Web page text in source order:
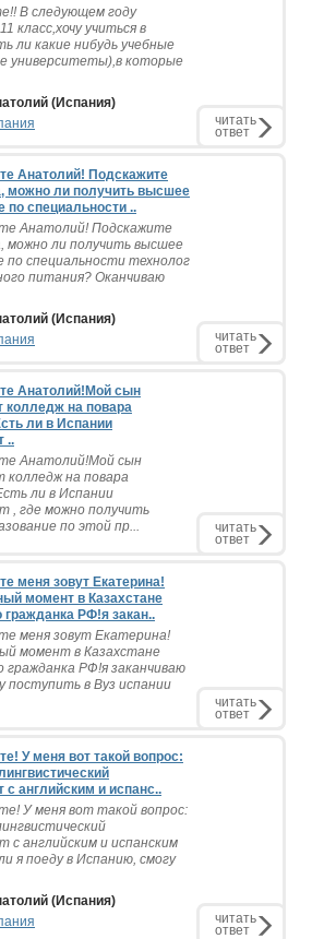
В следующем году
класс,хочу учиться в
ли какие нибудь учебные
университеты),в которые
(Испания)
читать
ответ
Анатолий! Подскажите
можно ли получить высшее
по специальности ..
Анатолий! Подскажите
можно ли получить высшее
по специальности технолог
питания? Оканчиваю
(Испания)
читать
ответ
Анатолий!Мой сын
колледж на повара
ли в Испании
..
Анатолий!Мой сын
колледж на повара
ли в Испании
, где можно получить
по этой пр...
читать
ответ
меня зовут Екатерина!
момент в Казахстане
РФ!я закан..
меня зовут Екатерина!
момент в Казахстане
РФ!я заканчиваю
поступить в Вуз испании
читать
ответ
У меня вот такой вопрос:
с английским и испанс..
У меня вот такой вопрос:
с английским и испанским
я поеду в Испанию, смогу
(Испания)
читать
ответ